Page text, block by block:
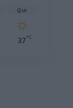
Qui
37°C